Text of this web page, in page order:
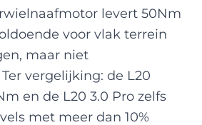
levert 50Nm
voor vlak terrein
maar niet
vergelijking: de L20
en de L20 3.0 Pro zelfs
met meer dan 10%